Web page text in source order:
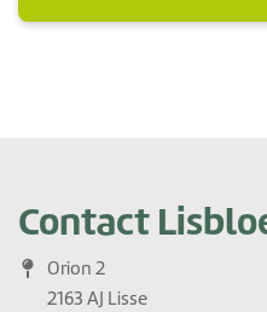
Contact
Orion 2
2163 AJ Lisse